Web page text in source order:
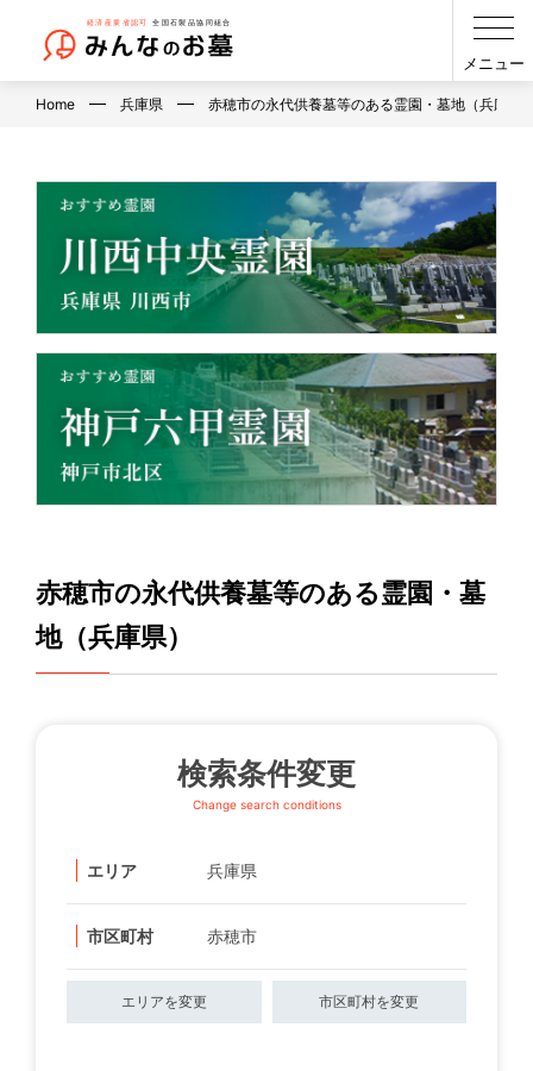
メニュー
Home 兵庫県 赤穂市の永代供養墓等のある霊園・墓地（兵庫県
赤穂市の永代供養墓等のある霊園・墓
地（兵庫県）
検索条件変更
Change search conditions
エリア 兵庫県
市区町村 赤穂市
エリアを変更 市区町村を変更